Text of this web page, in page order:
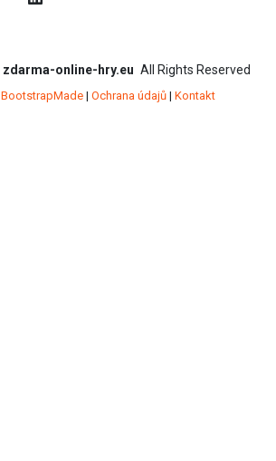
zdarma-online-hry.eu All Rights Reserved
BootstrapMade| Ochrana údajů| Kontakt